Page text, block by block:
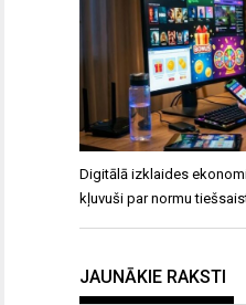
Digitālā izklaides
kļuvuši par normu
JAUNĀKIE RAKSTI